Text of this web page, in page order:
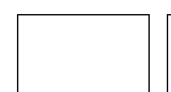
大宮・浦和